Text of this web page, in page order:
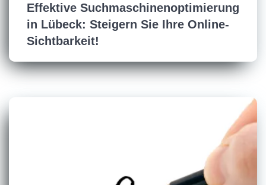
Effektive Suchmaschinenoptimierung
in Lübeck: Steigern Sie Ihre Online-
Sichtbarkeit!